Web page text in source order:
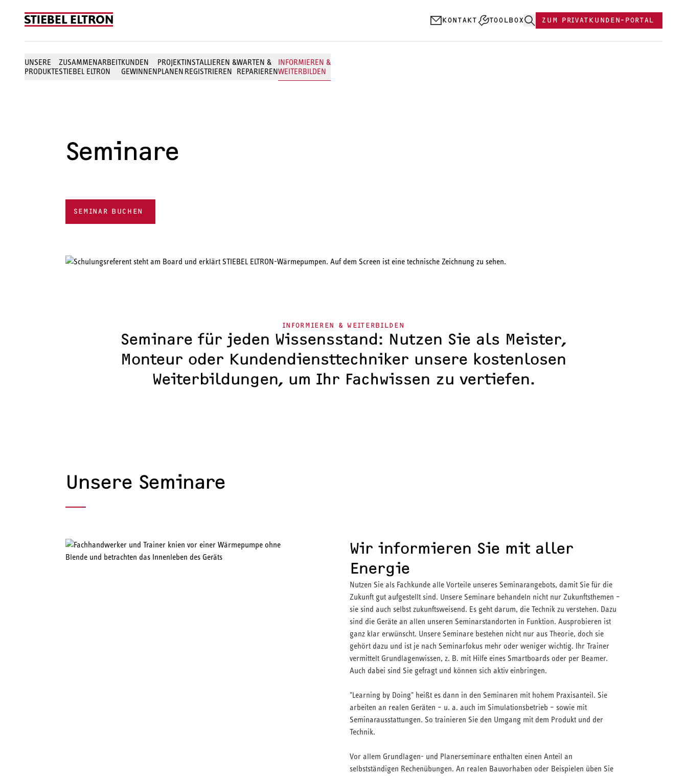
KONTAKT
TOOLBOX ZUM PRIVATKUNDEN-PORTAL
UNSERE
PRODUKTE
ZUSAMMENARBEIT
STIEBEL ELTRON
KUNDEN
GEWINNEN
PROJEKT
PLANEN
INSTALLIEREN &
REGISTRIEREN
WARTEN &
REPARIEREN
INFORMIEREN &
WEITERBILDEN
Seminare
SEMINAR BUCHEN
INFORMIEREN & WEITERBILDEN
Seminare für jeden Wissensstand: Nutzen Sie als Meister,
Monteur oder Kundendiensttechniker unsere kostenlosen
Weiterbildungen, um Ihr Fachwissen zu vertiefen.
Unsere Seminare
Wir informieren Sie mit aller
Energie
Nutzen Sie als Fachkunde alle Vorteile unseres Seminarangebots, damit Sie für die
Zukunft gut aufgestellt sind. Unsere Seminare behandeln nicht nur Zukunftsthemen –
sie sind auch selbst zukunftsweisend. Es geht darum, die Technik zu verstehen. Dazu
sind die Geräte an allen unseren Seminarstandorten in Funktion. Ausprobieren ist
ganz klar erwünscht. Unsere Seminare bestehen nicht nur aus Theorie, doch sie
gehört dazu und ist je nach Seminarfokus mehr oder weniger wichtig. Ihr Trainer
vermittelt Grundlagenwissen, z. B. mit Hilfe eines Smartboards oder per Beamer.
Auch dabei sind Sie gefragt und können sich aktiv einbringen.
"Learning by Doing" heißt es dann in den Seminaren mit hohem Praxisanteil. Sie
arbeiten an realen Geräten – u. a. auch im Simulationsbetrieb – sowie mit
Seminarausstattungen. So trainieren Sie den Umgang mit dem Produkt und der
Technik.
Vor allem Grundlagen- und Planerseminare enthalten einen Anteil an
selbstständigen Rechenübungen. An realen Bauvorhaben oder Beispielen üben Sie